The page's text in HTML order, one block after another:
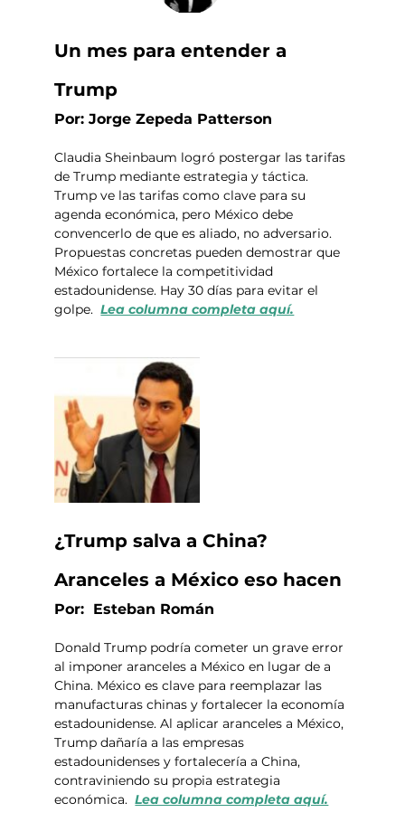
Un mes para entender a
Trump
Por: Jorge Zepeda Patterson
Claudia Sheinbaum logró postergar las tarifas
de Trump mediante estrategia y táctica.
Trump ve las tarifas como clave para su
agenda económica, pero México debe
convencerlo de que es aliado, no adversario.
Propuestas concretas pueden demostrar que
México fortalece la competitividad
estadounidense. Hay 30 días para evitar el
golpe. Lea columna completa aquí.
¿Trump salva a China?
Aranceles a México eso hacen
Por:  Esteban Román
Donald Trump podría cometer un grave error
al imponer aranceles a México en lugar de a
China. México es clave para reemplazar las
manufacturas chinas y fortalecer la economía
estadounidense. Al aplicar aranceles a México,
Trump dañaría a las empresas
estadounidenses y fortalecería a China,
contraviniendo su propia estrategia
económica. Lea columna completa aquí.